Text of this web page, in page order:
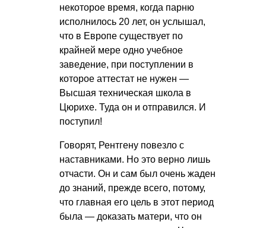
некоторое время, когда парню
исполнилось 20 лет, он услышал,
что в Европе существует по
крайней мере одно учебное
заведение, при поступлении в
которое аттестат не нужен —
Высшая техническая школа в
Цюрихе. Туда он и отправился. И
поступил!
Говорят, Рентгену повезло с
наставниками. Но это верно лишь
отчасти. Он и сам был очень жаден
до знаний, прежде всего, потому,
что главная его цель в этот период
была — доказать матери, что он